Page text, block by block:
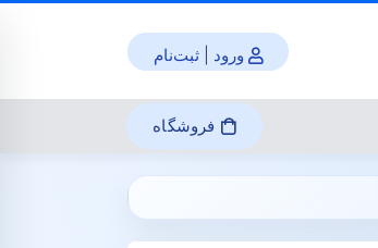
ورود | ثبت‌نام
فروشگاه